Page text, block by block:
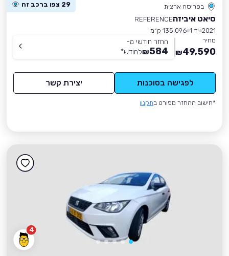
בפריסה ארצית 29 צפו ברכב זה
סיאט איביזהREFERENCE
2021 יד 1
135,096 ק״מ
מחיר
49,590
₪
החזר חודשי מ-
584
₪לחודש*
לפגישה בסוכנות יצירת קשר
*חישוב ההחזר מפורט בתקנון
4